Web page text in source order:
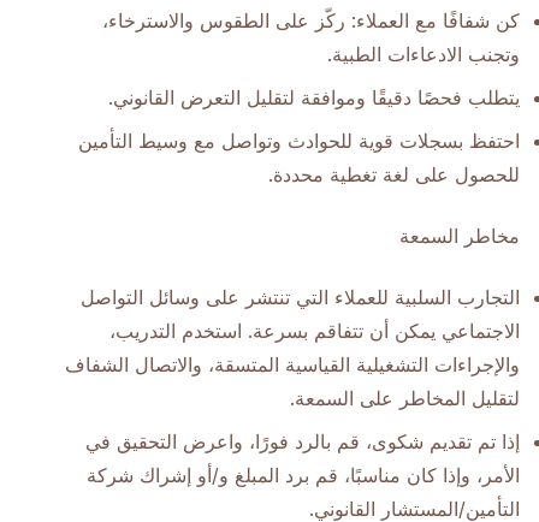
كن شفافًا مع العملاء: ركّز على الطقوس والاسترخاء،
وتجنب الادعاءات الطبية.
يتطلب فحصًا دقيقًا وموافقة لتقليل التعرض القانوني.
احتفظ بسجلات قوية للحوادث وتواصل مع وسيط التأمين
للحصول على لغة تغطية محددة.
مخاطر السمعة
التجارب السلبية للعملاء التي تنتشر على وسائل التواصل
الاجتماعي يمكن أن تتفاقم بسرعة. استخدم التدريب،
والإجراءات التشغيلية القياسية المتسقة، والاتصال الشفاف
لتقليل المخاطر على السمعة.
إذا تم تقديم شكوى، قم بالرد فورًا، واعرض التحقيق في
الأمر، وإذا كان مناسبًا، قم برد المبلغ و/أو إشراك شركة
التأمين/المستشار القانوني.